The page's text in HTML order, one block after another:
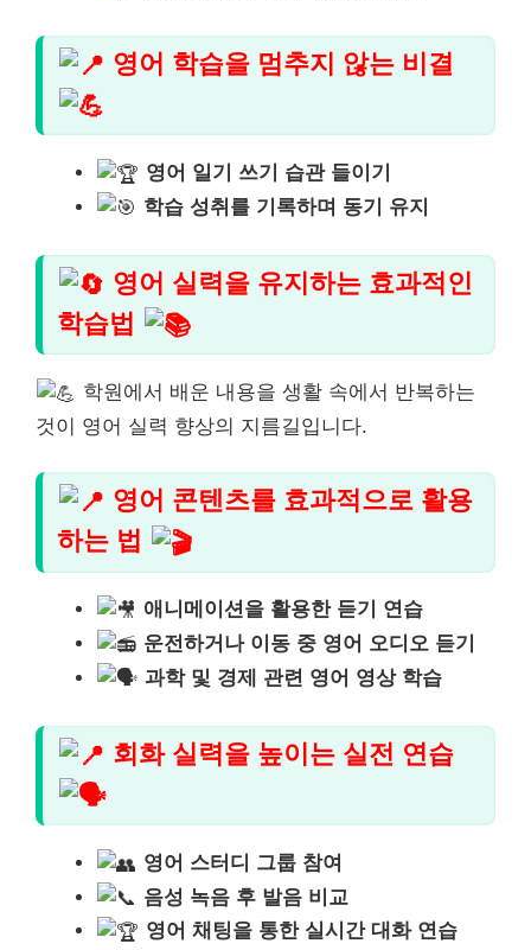
영어 학습을 멈추지 않는 비결
영어 일기 쓰기 습관 들이기
학습 성취를 기록하며 동기 유지
영어 실력을 유지하는 효과적인
학습법
학원에서 배운 내용을 생활 속에서 반복하는
것이 영어 실력 향상의 지름길입니다.
영어 콘텐츠를 효과적으로 활용
하는 법
애니메이션을 활용한 듣기 연습
운전하거나 이동 중 영어 오디오 듣기
과학 및 경제 관련 영어 영상 학습
회화 실력을 높이는 실전 연습
영어 스터디 그룹 참여
음성 녹음 후 발음 비교
영어 채팅을 통한 실시간 대화 연습